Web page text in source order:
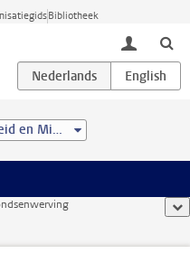
Bibliotheek
toggle
Veiligheid Gezondheid en Milieu